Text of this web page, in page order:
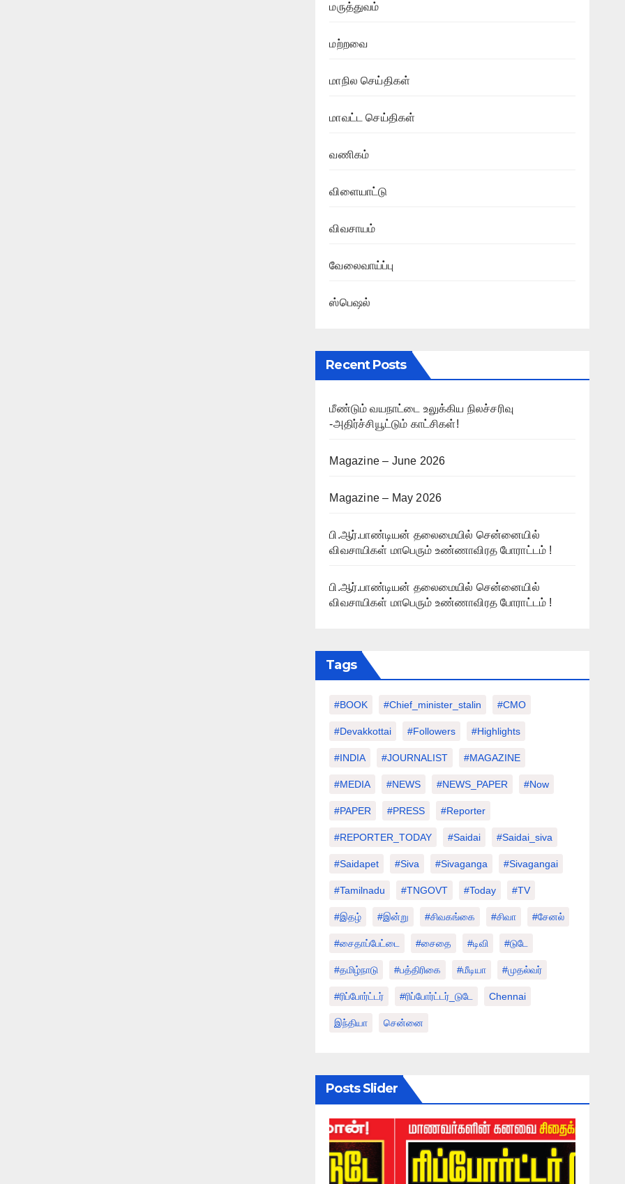
மருத்துவம்
மற்றவை
மாநில செய்திகள்
மாவட்ட செய்திகள்
வணிகம்
விளையாட்டு
விவசாயம்
வேலைவாய்ப்பு
ஸ்பெஷல்
Recent Posts
மீண்டும் வயநாட்டை உலுக்கிய நிலச்சரிவு
-அதிர்ச்சியூட்டும் காட்சிகள்!
Magazine – June 2026
Magazine – May 2026
பி.ஆர்.பாண்டியன் தலைமையில் சென்னையில்
விவசாயிகள் மாபெரும் உண்ணாவிரத போராட்டம் !
பி.ஆர்.பாண்டியன் தலைமையில் சென்னையில்
விவசாயிகள் மாபெரும் உண்ணாவிரத போராட்டம் !
Tags
#BOOK #chief_minister_stalin #CMO
#devakkottai #followers #highlights
#INDIA #JOURNALIST #MAGAZINE
#MEDIA #NEWS #NEWS_PAPER #Now
#PAPER #PRESS #Reporter
#REPORTER_TODAY #saidai #saidai_siva
#saidapet #Siva #Sivaganga #sivagangai
#tamilnadu #TNGOVT #today #TV
#இதழ் #இன்று #சிவகங்கை #சிவா #சேனல்
#சைதாப்பேட்டை #சைதை #டிவி #டுடே
#தமிழ்நாடு #பத்திரிகை #மீடியா #முதல்வர்
#ரிப்போர்ட்டர் #ரிப்போர்ட்டர்_டுடே Chennai
இந்தியா சென்னை
Posts Slider